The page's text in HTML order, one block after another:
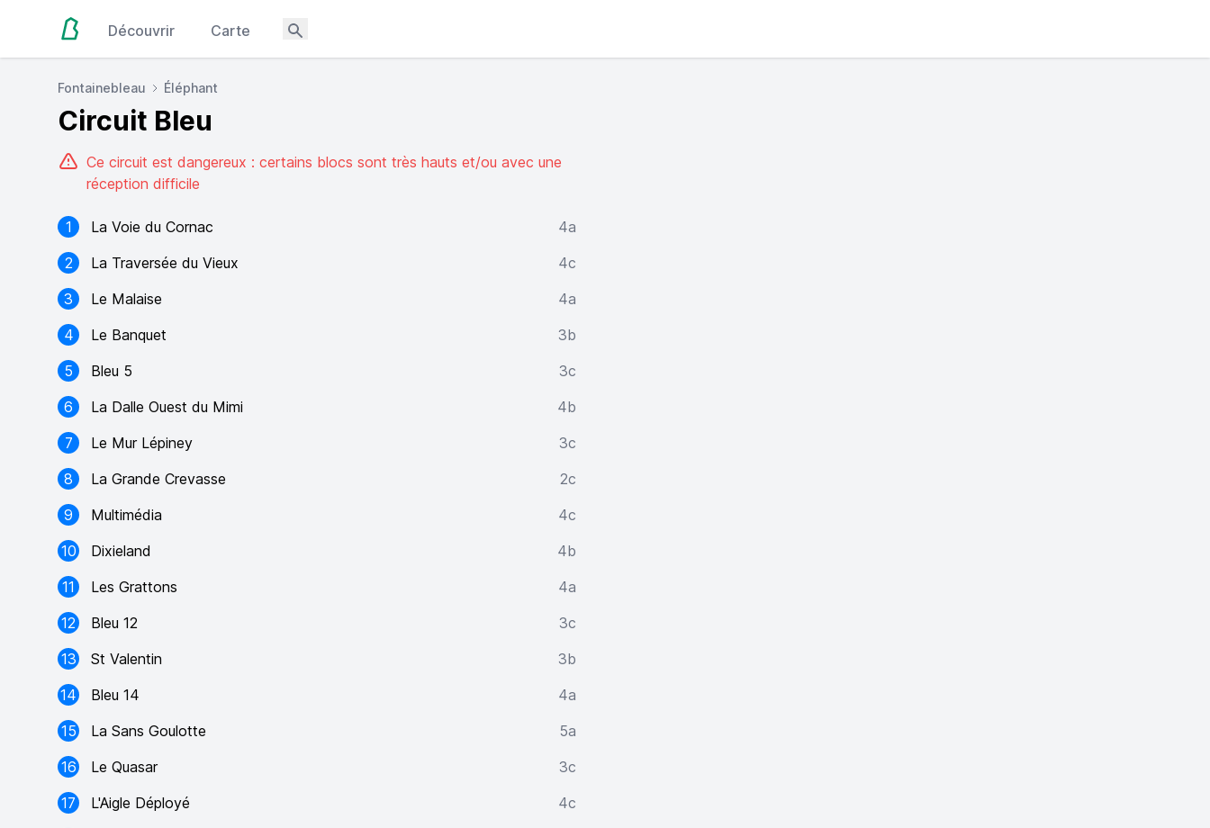
Découvrir Carte
Fontainebleau Éléphant
Circuit Bleu
Ce circuit est dangereux : certains blocs sont très hauts et/ou avec une
réception difficile
1 La Voie du Cornac
4a
2
La Traversée du Vieux
4c
3
Le Malaise
4a
4
Le Banquet
3b
5
Bleu 5
3c
6
La Dalle Ouest du Mimi
4b
7
Le Mur Lépiney
3c
8
La Grande Crevasse
2c
9
Multimédia
4c
10
Dixieland
4b
11
Les Grattons
4a
12
Bleu 12
3c
13
St Valentin
3b
14
Bleu 14
4a
15
La Sans Goulotte
5a
16
Le Quasar
3c
17
L'Aigle Déployé
4c